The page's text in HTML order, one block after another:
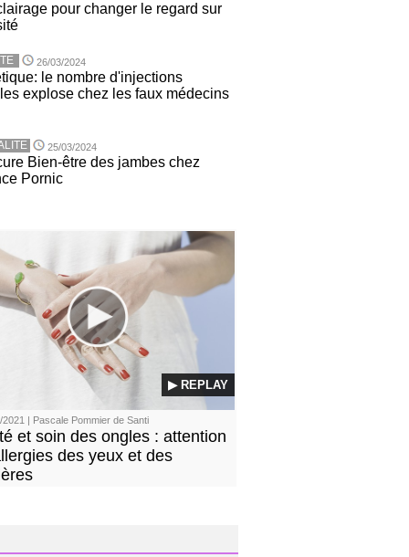
pour changer le regard sur
26/03/2024
le nombre d'injections
explose chez les faux médecins
25/03/2024
Bien-être des jambes chez
Pornic
▶ REPLAY
2021 | Pascale Pommier de Santi
et soin des ongles : attention
des yeux et des